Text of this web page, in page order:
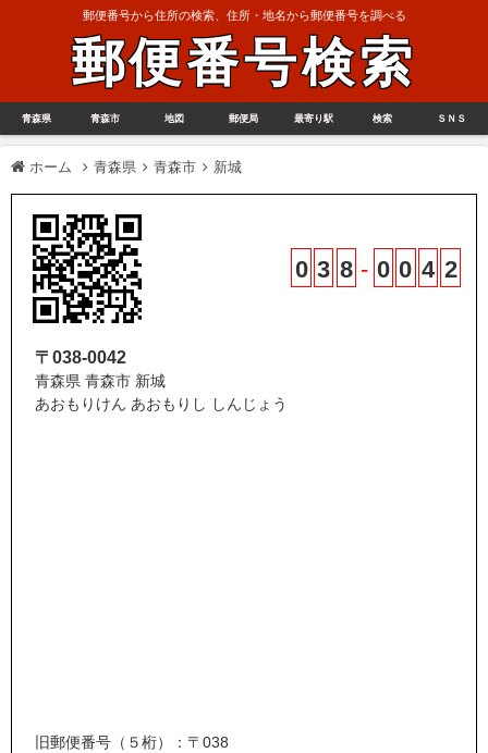
郵便番号から住所の検索、住所・地名から郵便番号を調べる
郵便番号検索
青森県 青森市 地図 郵便局 最寄り駅 検索 ＳＮＳ
ホーム 青森県 青森市 新城
0 3 8 - 0 0 4 2
〒038-0042
青森県 青森市 新城
あおもりけん あおもりし しんじょう
旧郵便番号（５桁）：〒038